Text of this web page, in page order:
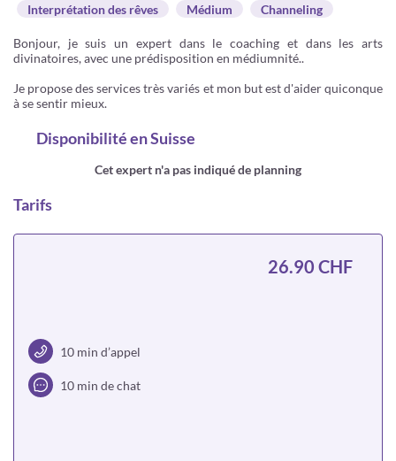
Interprétation des rêves Médium Channeling
Bonjour, je suis un expert dans le coaching et dans les arts
divinatoires, avec une prédisposition en médiumnité..
Je propose des services très variés et mon but est d'aider quiconque
à se sentir mieux.
Disponibilitéen Suisse
Cet expert n'a pas indiqué de planning
Tarifs
10 min d’appel
10 min de chat
26.90 CHF